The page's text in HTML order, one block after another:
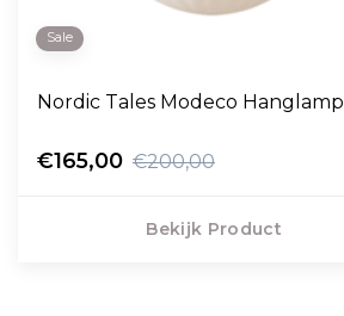
Sale
Nordic Tales Modeco Hanglamp
€165,00 €200,00
Bekijk Product